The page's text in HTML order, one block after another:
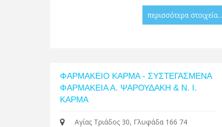
περισσότερα στοιχεία...
ΦΑΡΜΑΚΕΙΟ ΚΑΡΜΑ - ΣΥΣΤΕΓΑΣΜΕΝΑ
ΦΑΡΜΑΚΕΙΑ Α. ΨΑΡΟΥΔΑΚΗ & Ν. Ι.
ΚΑΡΜΑ
Αγίας Τριάδος 30, Γλυφάδα 166 74